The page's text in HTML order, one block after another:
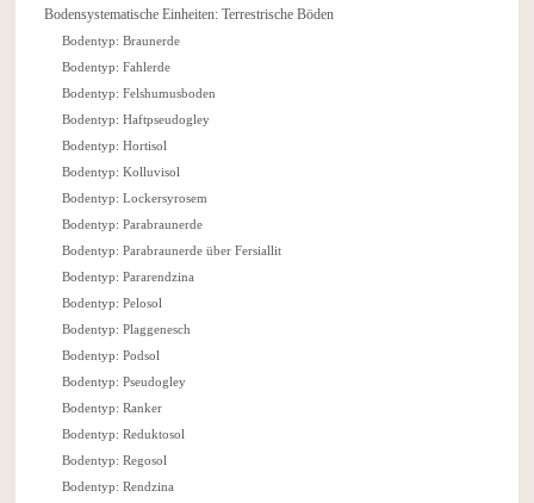
Bodensystematische Einheiten: Terrestrische Böden
Bodentyp: Braunerde
Bodentyp: Fahlerde
Bodentyp: Felshumusboden
Bodentyp: Haftpseudogley
Bodentyp: Hortisol
Bodentyp: Kolluvisol
Bodentyp: Lockersyrosem
Bodentyp: Parabraunerde
Bodentyp: Parabraunerde über Fersiallit
Bodentyp: Pararendzina
Bodentyp: Pelosol
Bodentyp: Plaggenesch
Bodentyp: Podsol
Bodentyp: Pseudogley
Bodentyp: Ranker
Bodentyp: Reduktosol
Bodentyp: Regosol
Bodentyp: Rendzina